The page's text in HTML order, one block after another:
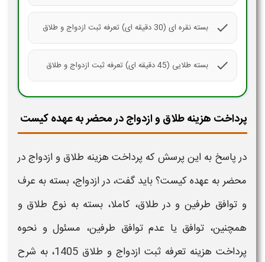
check بسته نقره ای (30 دقیقه ای) تعرفه ثبت ازدواج و طلاق
check بسته طلایی (45 دقیقه ای) تعرفه ثبت ازدواج و طلاق
پرداخت هزینه طلاق و ازدواج در محضر به عهده کیست
در پاسخ به این پرسش که پرداخت هزینه طلاق و ازدواج در
محضر به عهده کیست؟باید گفت، درازدواج، بسته به عرف
و توافق طرفین و درطلاق، کاملا، بسته به نوع طلاق و
همچنین، توافق یا عدم توافق طرفین، مسئول و نحوه
پرداخت هزینه تعرفه ثبت ازدواج و طلاق 1405 ، به شرح